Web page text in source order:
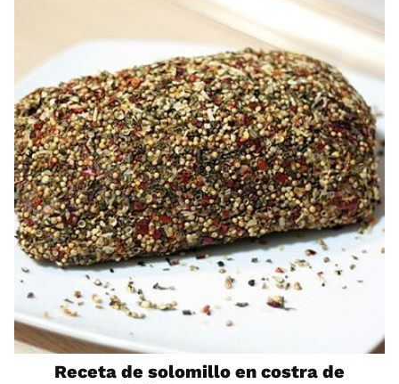
Receta de solomillo en costra de